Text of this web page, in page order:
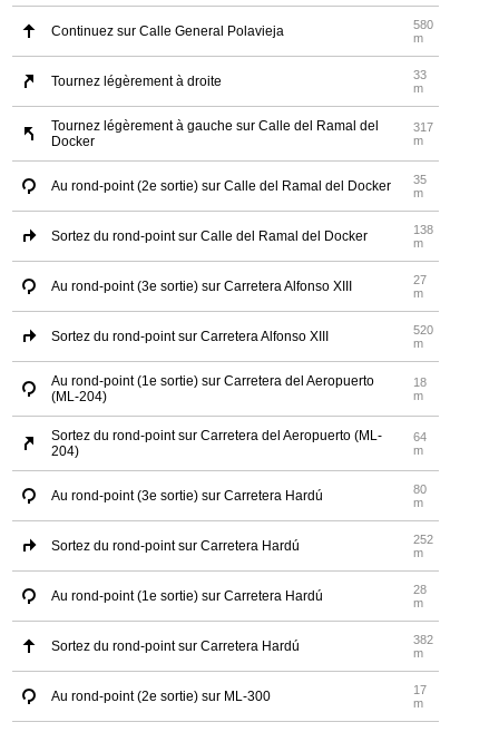
Continuez sur Calle General Polavieja
580
m
Tournez légèrement à droite
33
m
Tournez légèrement à gauche sur Calle del Ramal del
Docker
317
m
Au rond-point (2e sortie) sur Calle del Ramal del Docker
35
m
Sortez du rond-point sur Calle del Ramal del Docker
138
m
Au rond-point (3e sortie) sur Carretera Alfonso XIII
27
m
Sortez du rond-point sur Carretera Alfonso XIII
520
m
Au rond-point (1e sortie) sur Carretera del Aeropuerto
(ML-204)
18
m
Sortez du rond-point sur Carretera del Aeropuerto (ML-
204)
64
m
Au rond-point (3e sortie) sur Carretera Hardú
80
m
Sortez du rond-point sur Carretera Hardú
252
m
Au rond-point (1e sortie) sur Carretera Hardú
28
m
Sortez du rond-point sur Carretera Hardú
382
m
Au rond-point (2e sortie) sur ML-300
17
m